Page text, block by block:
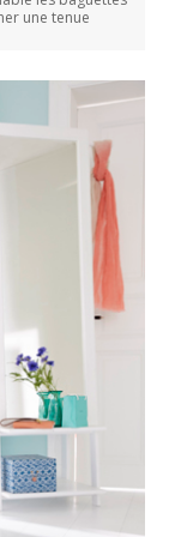
une tenue